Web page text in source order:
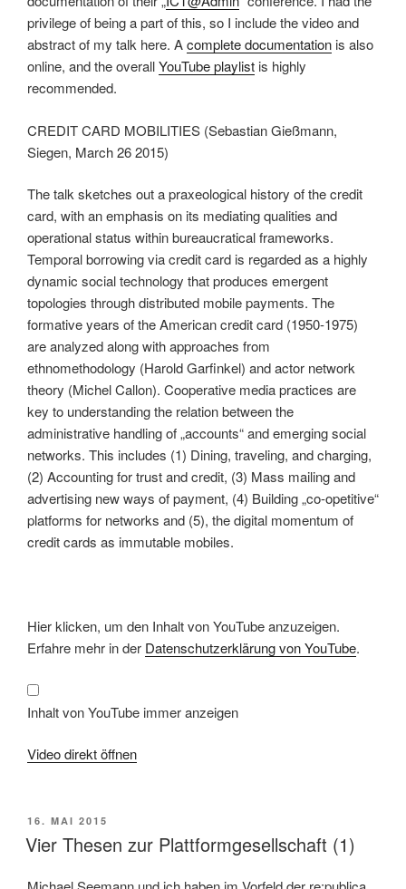
privilege of being a part of this, so I include the video and
abstract of my talk here. Acomplete documentation is also
online, and the overallYouTube playlist is highly
recommended.
CREDIT CARD MOBILITIES (Sebastian Gießmann,
Siegen, March 26 2015)
The talk sketches out a praxeological history of the credit
card, with an emphasis on its mediating qualities and
operational status within bureaucratical frameworks.
Temporal borrowing via credit card is regarded as a highly
dynamic social technology that produces emergent
topologies through distributed mobile payments. The
formative years of the American credit card (1950-1975)
are analyzed along with approaches from
ethnomethodology (Harold Garfinkel) and actor network
theory (Michel Callon). Cooperative media practices are
key to understanding the relation between the
administrative handling of „accounts“ and emerging social
networks. This includes (1) Dining, traveling, and charging,
(2) Accounting for trust and credit, (3) Mass mailing and
advertising new ways of payment, (4) Building „co-opetitive“
platforms for networks and (5), the digital momentum of
credit cards as immutable mobiles.
Inhalt
von
YouTube
anzeigen
Hier klicken, um den Inhalt von YouTube anzuzeigen.
Erfahre mehr in der Datenschutzerklärung von YouTube.
Inhalt von YouTube immer anzeigen
Video direkt öffnen
VERÖFFENTLICHT
AM
16. MAI 2015
Vier Thesen zur Plattformgesellschaft (1)